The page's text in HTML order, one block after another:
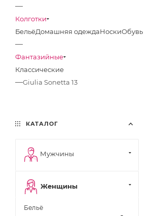
—
Колготки
БельёДомашняя одеждаНоскиОбувь
—
Фантазийные
Классические
—Giulia Sonetta 13
КАТАЛОГ
Мужчины
Женщины
Бельё